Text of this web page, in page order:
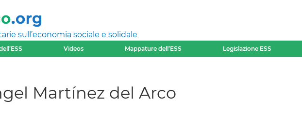
sull’economia sociale e solidale
Videos Mappature dell’ESS Legislazione ESS
Martínez del Arco